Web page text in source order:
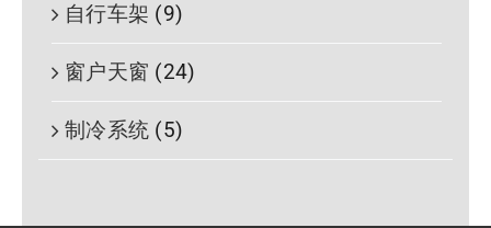
自行车架 (9)
窗户天窗 (24)
制冷系统 (5)